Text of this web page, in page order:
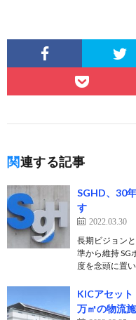
関連する記事
SGHD、30
す
2022.03.30
長期ビジョン
準から維持
度を念頭に置
KICアセッ
万㎡の物流